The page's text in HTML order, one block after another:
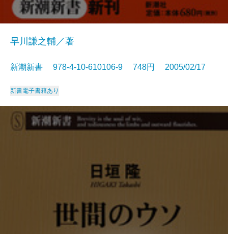
早川謙之輔／著
新潮新書 978-4-10-610106-9 748円 2005/02/17
新書電子書籍あり